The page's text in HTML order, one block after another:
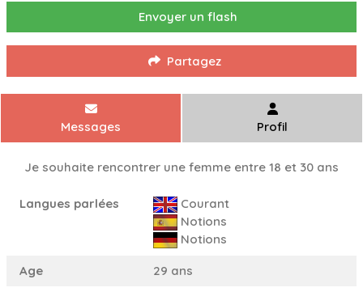
Envoyer un flash
Partagez
Messages Profil
Je souhaite rencontrer une femme entre 18 et 30 ans
Langues parlées
Courant
Notions
Notions
Age
29 ans